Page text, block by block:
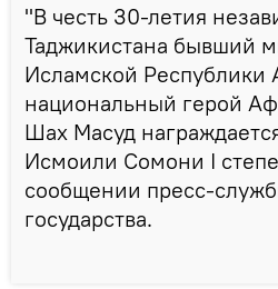
"В честь 30-летия
Таджикистана бывший
Исламской Республики
национальный герой
Шах Масуд
Исмоили Сомони I
сообщении пресс-
государства.